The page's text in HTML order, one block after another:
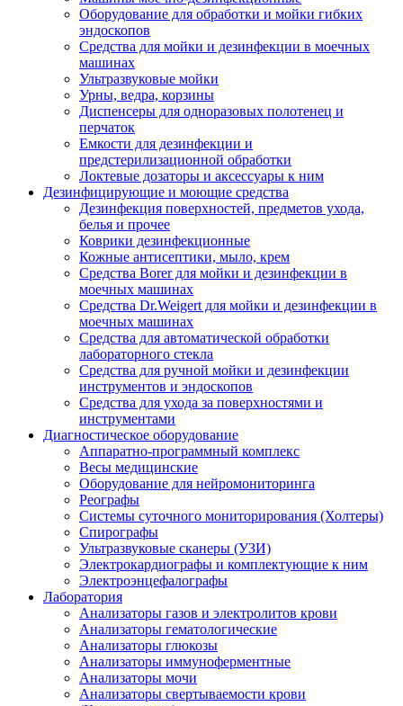
Оборудование для обработки и мойки гибких
эндоскопов
Средства для мойки и дезинфекции в моечных
машинах
Ультразвуковые мойки
Урны, ведра, корзины
Диспенсеры для одноразовых полотенец и
перчаток
Емкости для дезинфекции и
предстерилизационной обработки
Локтевые дозаторы и аксессуары к ним
Дезинфицирующие и моющие средства
Дезинфекция поверхностей, предметов ухода,
белья и прочее
Коврики дезинфекционные
Кожные антисептики, мыло, крем
Средства Borer для мойки и дезинфекции в
моечных машинах
Средства Dr.Weigert для мойки и дезинфекции в
моечных машинах
Средства для автоматической обработки
лабораторного стекла
Средства для ручной мойки и дезинфекции
инструментов и эндоскопов
Средства для ухода за поверхностями и
инструментами
Диагностическое оборудование
Аппаратно-программный комплекс
Весы медицинские
Оборудование для нейромониторинга
Реографы
Системы суточного мониторирования (Холтеры)
Спирографы
Ультразвуковые сканеры (УЗИ)
Электрокардиографы и комплектующие к ним
Электроэнцефалографы
Лаборатория
Анализаторы газов и электролитов крови
Анализаторы гематологические
Анализаторы глюкозы
Анализаторы иммуноферментные
Анализаторы мочи
Анализаторы свертываемости крови